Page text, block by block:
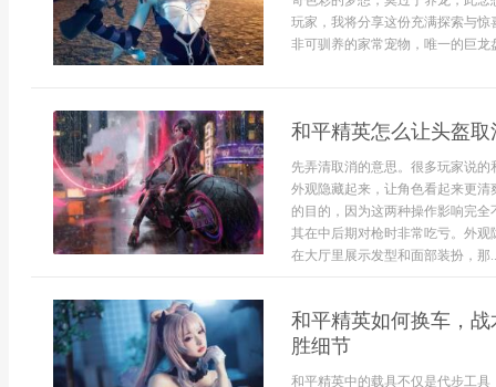
玩家，我将分享这份充满探索与
非可驯养的家常宠物，唯一的巨
和平精英怎么让头盔
先弄清取消的意思。很多玩家说
外观隐藏起来，让角色看起来更
的目的，因为这两种操作影响完
其在中后期对枪时非常吃亏。外
在大厅里展示发型和面部装扮，那
和平精英如何换车，
胜细节
和平精英中的载具不仅是代步工